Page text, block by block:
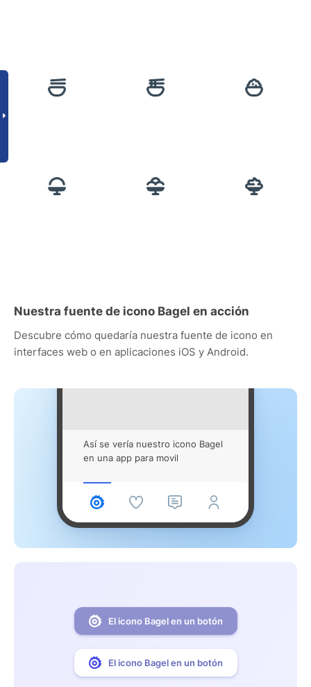
Nuestra fuente de icono Bagel en acción
Descubre cómo quedaría nuestra fuente de icono en
interfaces web o en aplicaciones iOS y Android.
Así se vería nuestro icono Bagel
en una app para movil
El icono Bagel en un botón
El icono Bagel en un botón